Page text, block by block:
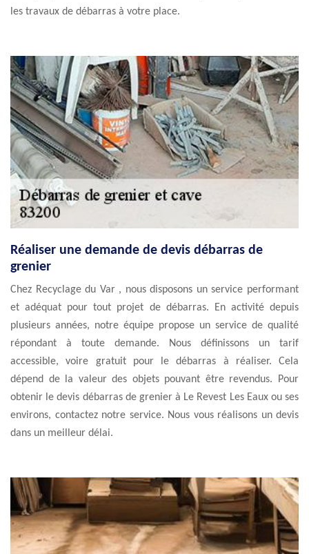
les travaux de débarras à votre place.
Réaliser une demande de devis débarras de
grenier
Chez Recyclage du Var , nous disposons un service performant
et adéquat pour tout projet de débarras. En activité depuis
plusieurs années, notre équipe propose un service de qualité
répondant à toute demande. Nous définissons un tarif
accessible, voire gratuit pour le débarras à réaliser. Cela
dépend de la valeur des objets pouvant être revendus. Pour
obtenir le devis débarras de grenier à Le Revest Les Eaux ou ses
environs, contactez notre service. Nous vous réalisons un devis
dans un meilleur délai.